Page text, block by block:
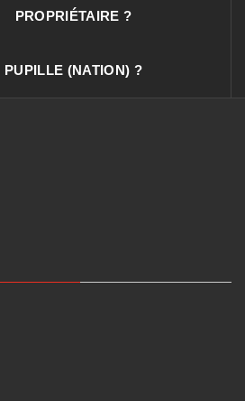
PROPRIÉTAIRE ?
PUPILLE (NATION) ?